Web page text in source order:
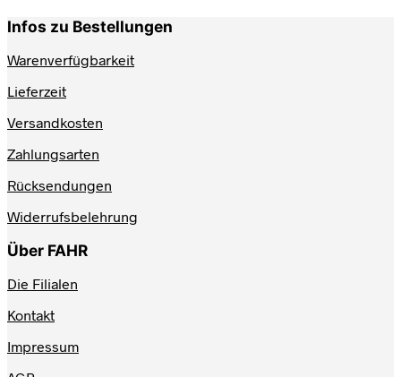
Infos zu Bestellungen
Warenverfügbarkeit
Lieferzeit
Versandkosten
Zahlungsarten
Rücksendungen
Widerrufsbelehrung
Über FAHR
Die Filialen
Kontakt
Impressum